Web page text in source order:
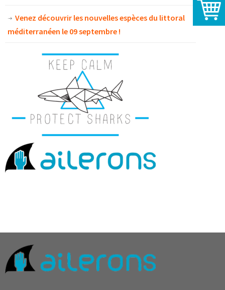
Venez découvrir les nouvelles espèces du littoral
méditerranéen le 09 septembre !